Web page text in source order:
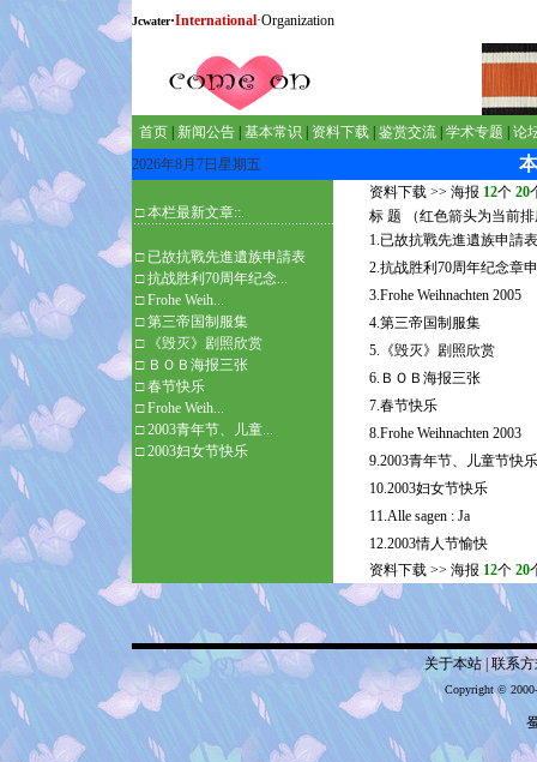
Jcwater·International·Organization
首页 新闻公告 基本常识 资料下载 鉴赏交流 学术专题
论
2026年8月7日星期五
□ 本栏最新文章::.
□ 已故抗戰先進遺族申請表
□抗战胜利70周年纪念...
□Frohe Weih...
□第三帝国制服集
□
《毁灭》剧照欣赏
□ ＢＯＢ海报三张
□春节快乐
□Frohe Weih...
□2003青年节、儿童...
□2003妇女节快乐
资料下载 >> 海报 12个 20
标 题 （红色箭头为当前
1.已故抗戰先進遺族申請表
2.抗战胜利70周年纪念章
3.Frohe Weihnachten 2005
4.第三帝国制服集
5.《毁灭》剧照欣赏
6.ＢＯＢ海报三张
7.春节快乐
8.Frohe Weihnachten 2003
9.2003青年节、儿童节快乐
10.2003妇女节快乐
11.Alle sagen : Ja
12.2003情人节愉快
资料下载 >> 海报 12个 20
关于本站| 联系
Copyright ©